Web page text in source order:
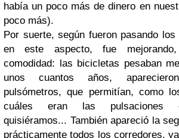
había un poco más de dinero en
poco más).
Por suerte, según fueron pasando
en este aspecto, fue
comodidad: las bicicletas pesaban
unos cuantos años,
pulsómetros, que permitían, como
cuáles eran las pulsaciones
quisiéramos... También apareció la
prácticamente todos los corredores,